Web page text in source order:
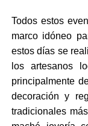
Todos estos
marco idóneo
estos días se
los artesanos
principalmente
decoración y
tradicionales